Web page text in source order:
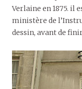
Verlaine en 1875. il
ministère de
dessin, avant de